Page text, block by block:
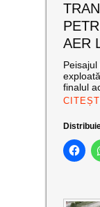
AER
finalul